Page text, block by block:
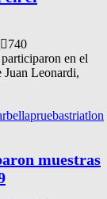
740
en el
Leonardi,
pruebastriatlon
muestras